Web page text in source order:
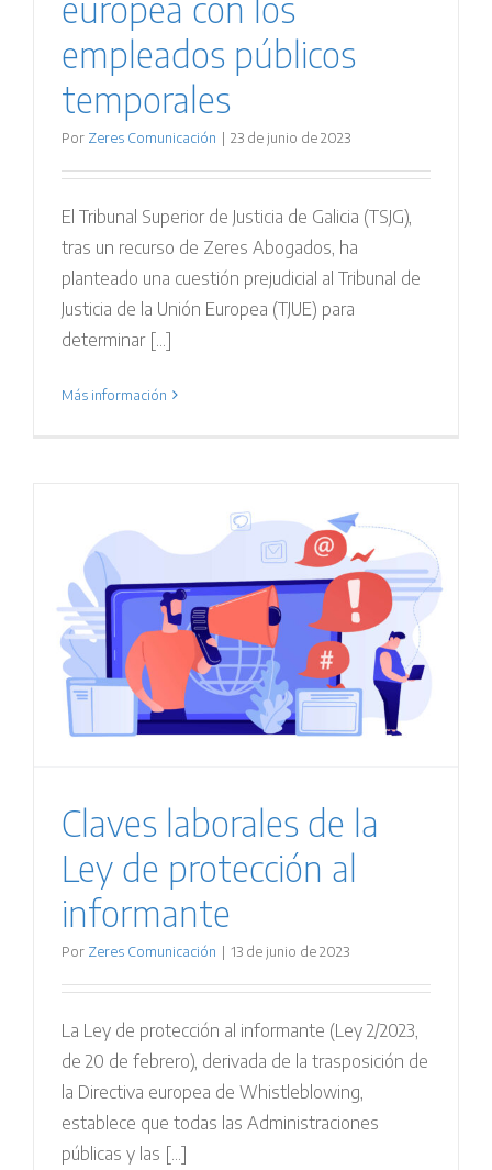
empleados públicos
temporales
Por Zeres Comunicación | 23 de junio de 2023
El Tribunal Superior de Justicia de Galicia (TSJG),
tras un recurso de Zeres Abogados, ha
planteado una cuestión prejudicial al Tribunal de
Justicia de la Unión Europea (TJUE) para
determinar [...]
Más información
Claves laborales de la
Ley de protección al
informante
Por Zeres Comunicación | 13 de junio de 2023
La Ley de protección al informante (Ley 2/2023,
de 20 de febrero), derivada de la trasposición de
la Directiva europea de Whistleblowing,
establece que todas las Administraciones
públicas y las [...]